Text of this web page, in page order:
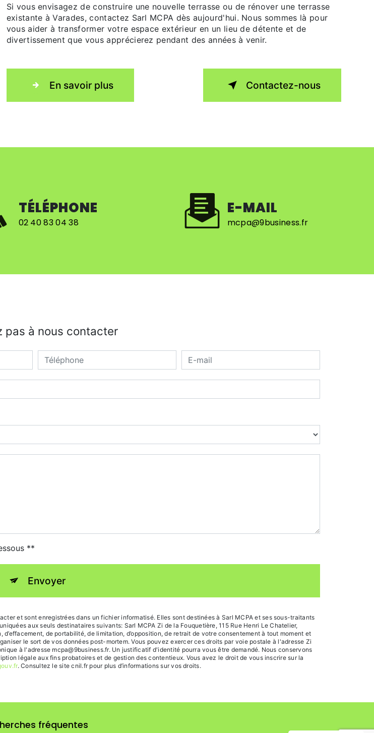
Si vous envisagez de construire une nouvelle terrasse ou de rénover une terrasse
existante à Varades, contactez Sarl MCPA dès aujourd'hui. Nous sommes là pour
vous aider à transformer votre espace extérieur en un lieu de détente et de
divertissement que vous apprécierez pendant des années à venir.
En savoir plus Contactez-nous
TÉLÉPHONE
02 40 83 04 38
E-MAIL
mcpa@9business.fr
pas à nous contacter
**
Envoyer
et sont enregistrées dans un fichier informatisé. Elles sont destinées à Sarl MCPA et ses sous-traitants
aux seuls destinataires suivants: Sarl MCPA Zi de la Fouquetière, 115 Rue Henri Le Chatelier,
de portabilité, de limitation, d’opposition, de retrait de votre consentement à tout moment et
le sort de vos données post-mortem. Vous pouvez exercer ces droits par voie postale à l'adresse Zi
à l'adresse mcpa@9business.fr. Un justificatif d'identité pourra vous être demandé. Nous conservons
légale aux fins probatoires et de gestion des contentieux. Vous avez le droit de vous inscrire sur la
. Consultez le site cnil.fr pour plus d’informations sur vos droits.
fréquentes